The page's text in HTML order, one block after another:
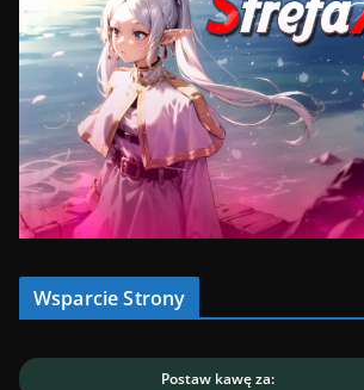
Wsparcie Strony
Postaw kawę za: